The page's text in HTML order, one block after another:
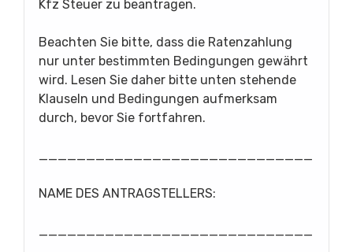
Kfz Steuer zu beantragen.
Beachten Sie bitte, dass die Ratenzahlung
nur unter bestimmten Bedingungen gewährt
wird. Lesen Sie daher bitte unten stehende
Klauseln und Bedingungen aufmerksam
durch, bevor Sie fortfahren.
NAME DES ANTRAGSTELLERS: